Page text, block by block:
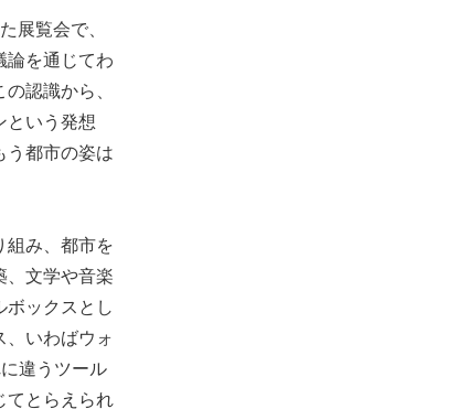
展覧会で、
論を通じてわ
認識から、
という発想
う都市の姿は
組み、都市を
、文学や音楽
ボックスとし
、いわばウォ
違うツール
てとらえられ